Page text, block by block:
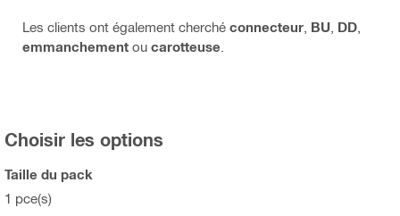
Les clients ont également cherché connecteur BU DD
emmanchement ou carotteuse
Choisir les options
Taille du pack
1 pce(s)